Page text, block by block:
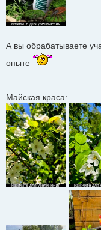
А вы обрабатываете
опыте
Майская краса: